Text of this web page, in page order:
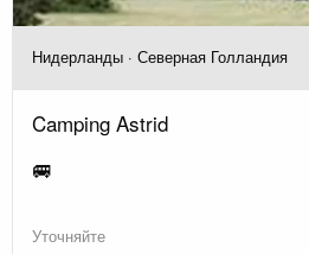
Нидерланды · Северная Голландия
Camping Astrid
🚐
Уточняйте